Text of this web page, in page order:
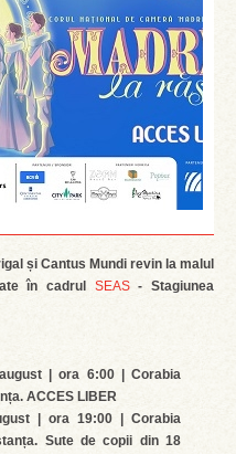
și Cantus Mundi revin la malul
în cadrul SEAS- Stagiunea
| ora 6:00 | Corabia
ACCES LIBER
| ora 19:00 | Corabia
Sute de copii din 18